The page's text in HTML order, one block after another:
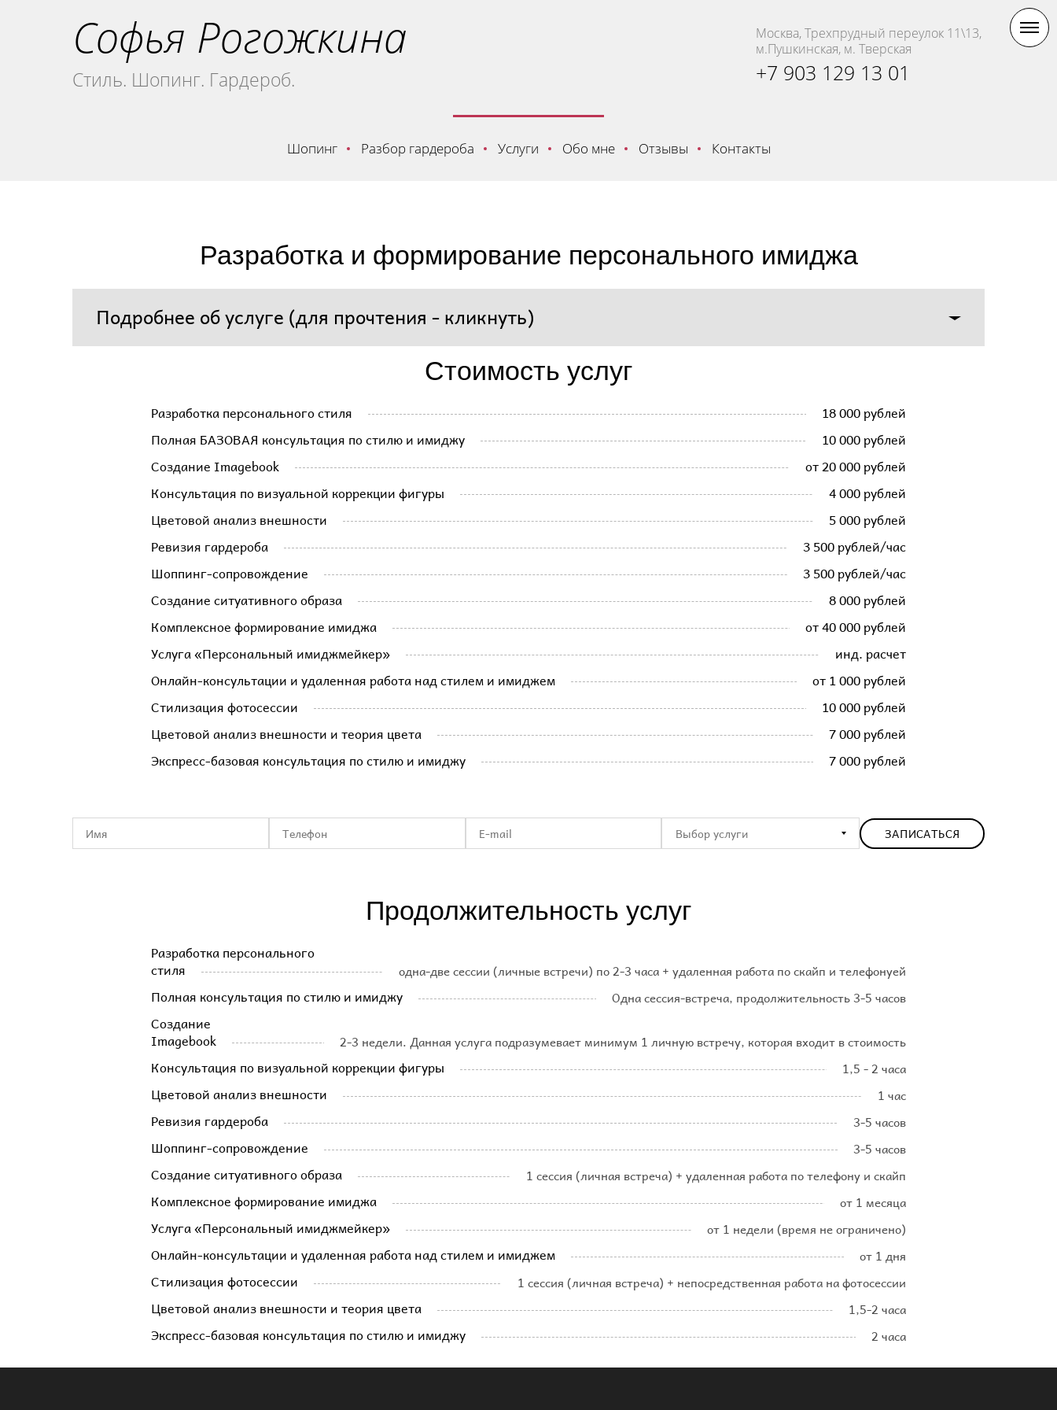
Софья Рогожкина
Стиль. Шопинг. Гардероб.
Москва, Трехпрудный переулок 11\13,
м.Пушкинская, м. Тверская
+7 903 129 13 01
Шопинг Разбор гардероба Услуги Обо мне Отзывы Контакты
Разработка и формирование персонального имиджа
Подробнее об услуге (для прочтения - кликнуть)​
Стоимость услуг
Разработка персонального стиля
18 000 рублей
Полная БАЗОВАЯ консультация по стилю и имиджу
10 000 рублей
Создание Imagebook
от 20 000 рублей
Консультация по визуальной коррекции фигуры
4 000 рублей
Цветовой анализ внешности
5 000 рублей
Ревизия гардероба
3 500 рублей/час
Шоппинг-сопровождение
3 500 рублей/час
Создание ситуативного образа
8 000 рублей
Комплексное формирование имиджа
от 40 000 рублей
Услуга «Персональный имиджмейкер»
инд. расчет
Онлайн-консультации и удаленная работа над стилем и имиджем
от 1 000 рублей
Стилизация фотосессии
10 000 рублей
Цветовой анализ внешности и теория цвета
7 000 рублей
Экспресс-базовая консультация по стилю и имиджу
7 000 рублей
ЗАПИСАТЬСЯ
Продолжительность услуг
Разработка персонального
стиля одна-две сессии (личные встречи) по 2-3 часа + удаленная работа по скайп и телефонуей
Полная консультация по стилю и имиджу Одна сессия-встреча, продолжительность 3-5 часов
Создание
Imagebook 2-3 недели. Данная услуга подразумевает минимум 1 личную встречу, которая входит в стоимость
Консультация по визуальной коррекции фигуры 1,5 - 2 часа
Цветовой анализ внешности 1 час
Ревизия гардероба 3-5 часов
Шоппинг-сопровождение 3-5 часов
Создание ситуативного образа 1 сессия (личная встреча) + удаленная работа по телефону и скайп
Комплексное формирование имиджа от 1 месяца
Услуга «Персональный имиджмейкер» от 1 недели (время не ограничено)
Онлайн-консультации и удаленная работа над стилем и имиджем от 1 дня
Стилизация фотосессии 1 сессия (личная встреча) + непосредственная работа на фотосессии
Цветовой анализ внешности и теория цвета 1,5-2 часа
Экспресс-базовая консультация по стилю и имиджу 2 часа